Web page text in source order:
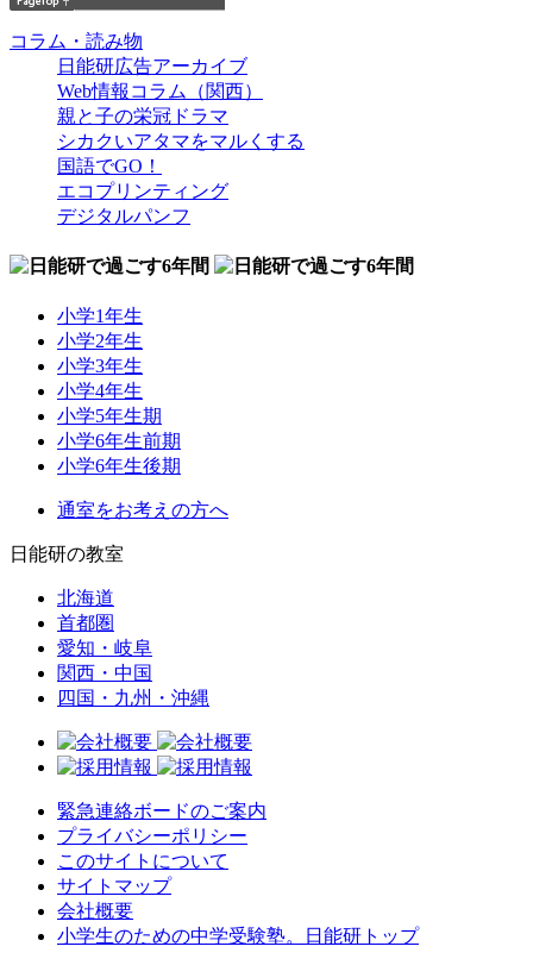
コラム・読み物
日能研広告アーカイブ
Web情報コラム（関西）
親と子の栄冠ドラマ
シカクいアタマをマルくする
国語でGO！
エコプリンティング
デジタルパンフ
小学1年生
小学2年生
小学3年生
小学4年生
小学5年生期
小学6年生前期
小学6年生後期
通室をお考えの方へ
日能研の教室
北海道
首都圏
愛知・岐阜
関西・中国
四国・九州・沖縄
緊急連絡ボードのご案内
プライバシーポリシー
このサイトについて
サイトマップ
会社概要
小学生のための中学受験塾。日能研トップ